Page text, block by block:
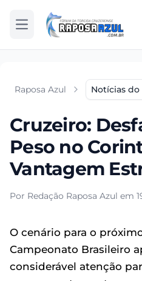
Abrir menu
Raposa Azul Notícias do
Cruzeiro:
Peso no
Vantagem
Por Redação Raposa Azul em
O cenário para o
Campeonato Brasileiro
considerável atenção